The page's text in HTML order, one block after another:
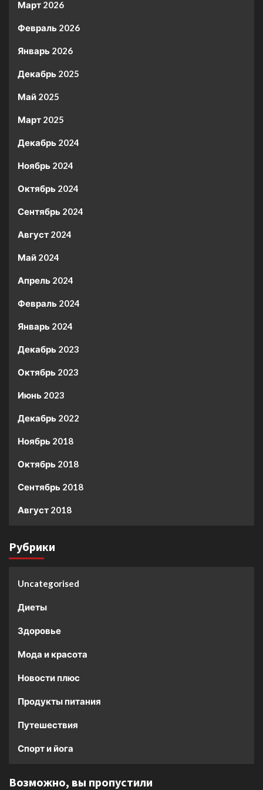
Март 2026
Февраль 2026
Январь 2026
Декабрь 2025
Май 2025
Март 2025
Декабрь 2024
Ноябрь 2024
Октябрь 2024
Сентябрь 2024
Август 2024
Май 2024
Апрель 2024
Февраль 2024
Январь 2024
Декабрь 2023
Октябрь 2023
Июнь 2023
Декабрь 2022
Ноябрь 2018
Октябрь 2018
Сентябрь 2018
Август 2018
Рубрики
Uncategorised
Диеты
Здоровье
Мода и красота
Новости плюс
Продукты питания
Путешествия
Спорт и йога
Возможно, вы пропустили